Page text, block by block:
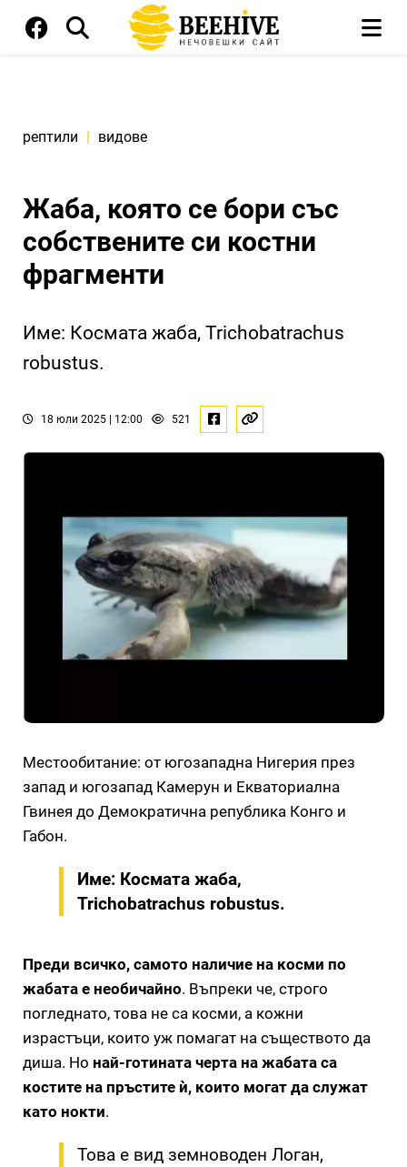
рептили | видове
Жаба, която се бори със
собствените си костни
фрагменти
Име: Космата жаба, Trichobatrachus
robustus.
18 юли 2025 | 12:00 521
Местообитание: от югозападна Нигерия през
запад и югозапад Камерун и Екваториална
Гвинея до Демократична република Конго и
Габон.
Име: Космата жаба,
Trichobatrachus robustus.
Преди всичко, самото наличие на косми по
жабата е необичайно. Въпреки че, строго
погледнато, това не са косми, а кожни
израстъци, които уж помагат на съществото да
диша. Но най-готината черта на жабата са
костите на пръстите ѝ, които могат да служат
като нокти.
Това е вид земноводен Логан,